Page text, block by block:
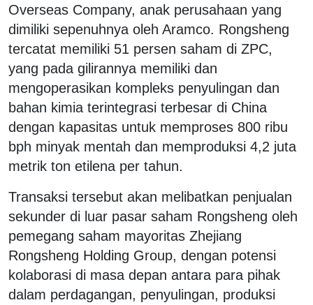
Overseas Company, anak perusahaan yang
dimiliki sepenuhnya oleh Aramco. Rongsheng
tercatat memiliki 51 persen saham di ZPC,
yang pada gilirannya memiliki dan
mengoperasikan kompleks penyulingan dan
bahan kimia terintegrasi terbesar di China
dengan kapasitas untuk memproses 800 ribu
bph minyak mentah dan memproduksi 4,2 juta
metrik ton etilena per tahun.
Transaksi tersebut akan melibatkan penjualan
sekunder di luar pasar saham Rongsheng oleh
pemegang saham mayoritas Zhejiang
Rongsheng Holding Group, dengan potensi
kolaborasi di masa depan antara para pihak
dalam perdagangan, penyulingan, produksi